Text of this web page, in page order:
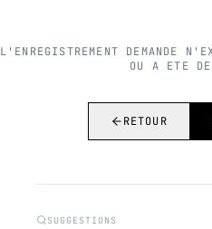
L'ENREGISTREMENT DEMANDE
OU A ETE
RETOUR
SUGGESTIONS